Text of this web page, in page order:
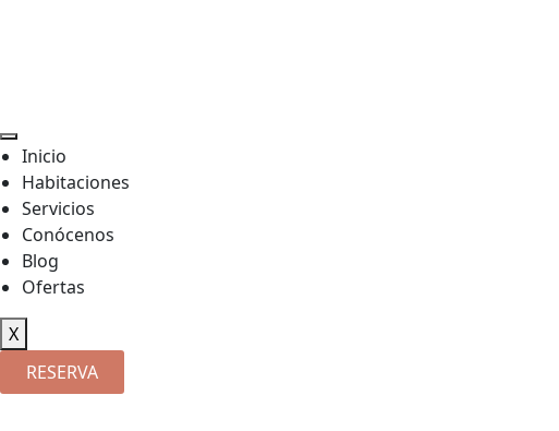
Inicio
Habitaciones
Servicios
Conócenos
Blog
Ofertas
X
RESERVA